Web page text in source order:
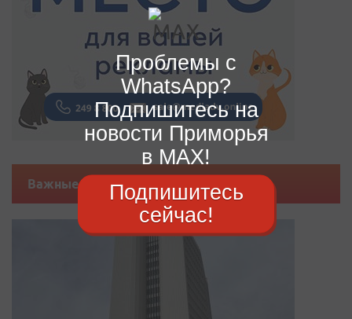
Важные новости
Проблемы с
WhatsApp?
Подпишитесь на
новости Приморья
в MAX!
Подпишитесь
сейчас!